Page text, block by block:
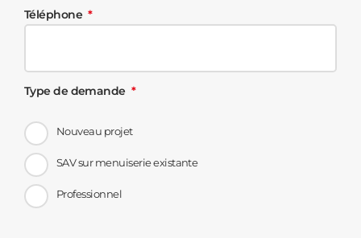
Téléphone
Type de demande
Nouveau projet
SAV sur menuiserie existante
Professionnel